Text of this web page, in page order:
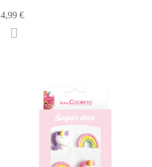
4,99 €